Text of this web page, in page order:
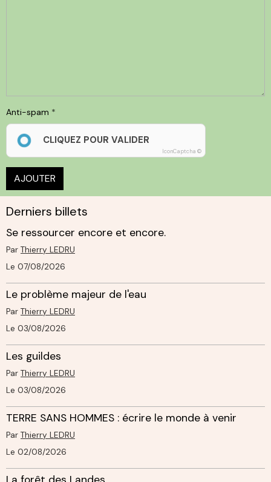
Anti-spam
CLIQUEZ POUR VALIDER
IconCaptcha ©
AJOUTER
Derniers billets
Se ressourcer encore et encore.
Par Thierry LEDRU
Le 07/08/2026
Le problème majeur de l'eau
Par Thierry LEDRU
Le 03/08/2026
Les guildes
Par Thierry LEDRU
Le 03/08/2026
TERRE SANS HOMMES : écrire le monde à venir
Par Thierry LEDRU
Le 02/08/2026
La forêt des Landes